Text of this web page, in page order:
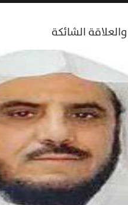
الشائكة